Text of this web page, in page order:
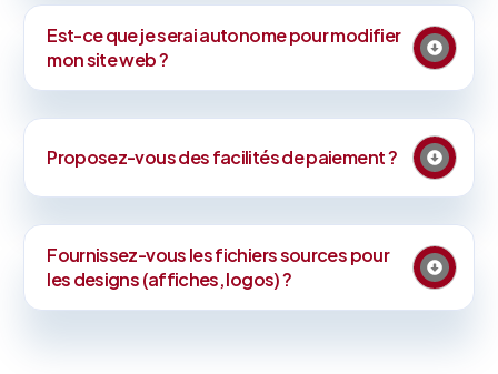
Est-ce que je serai autonome pour modifier
mon site web ?
Proposez-vous des facilités de paiement ?
Fournissez-vous les fichiers sources pour
les designs (affiches, logos) ?